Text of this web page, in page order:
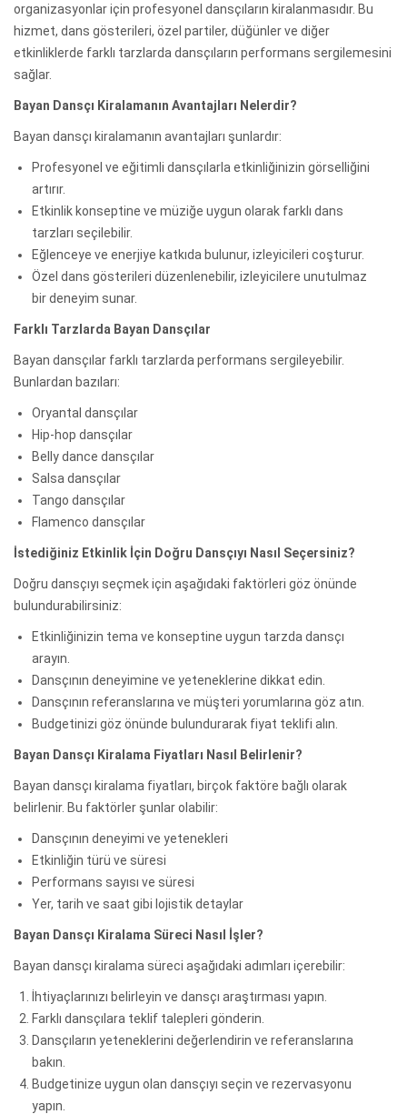
organizasyonlar için profesyonel dansçıların kiralanmasıdır. Bu
hizmet, dans gösterileri, özel partiler, düğünler ve diğer
etkinliklerde farklı tarzlarda dansçıların performans sergilemesini
sağlar.
Bayan Dansçı Kiralamanın Avantajları Nelerdir?
Bayan dansçı kiralamanın avantajları şunlardır:
Profesyonel ve eğitimli dansçılarla etkinliğinizin görselliğini
artırır.
Etkinlik konseptine ve müziğe uygun olarak farklı dans
tarzları seçilebilir.
Eğlenceye ve enerjiye katkıda bulunur, izleyicileri coşturur.
Özel dans gösterileri düzenlenebilir, izleyicilere unutulmaz
bir deneyim sunar.
Farklı Tarzlarda Bayan Dansçılar
Bayan dansçılar farklı tarzlarda performans sergileyebilir.
Bunlardan bazıları:
Oryantal dansçılar
Hip-hop dansçılar
Belly dance dansçılar
Salsa dansçılar
Tango dansçılar
Flamenco dansçılar
İstediğiniz Etkinlik İçin Doğru Dansçıyı Nasıl Seçersiniz?
Doğru dansçıyı seçmek için aşağıdaki faktörleri göz önünde
bulundurabilirsiniz:
Etkinliğinizin tema ve konseptine uygun tarzda dansçı
arayın.
Dansçının deneyimine ve yeteneklerine dikkat edin.
Dansçının referanslarına ve müşteri yorumlarına göz atın.
Budgetinizi göz önünde bulundurarak fiyat teklifi alın.
Bayan Dansçı Kiralama Fiyatları Nasıl Belirlenir?
Bayan dansçı kiralama fiyatları, birçok faktöre bağlı olarak
belirlenir. Bu faktörler şunlar olabilir:
Dansçının deneyimi ve yetenekleri
Etkinliğin türü ve süresi
Performans sayısı ve süresi
Yer, tarih ve saat gibi lojistik detaylar
Bayan Dansçı Kiralama Süreci Nasıl İşler?
Bayan dansçı kiralama süreci aşağıdaki adımları içerebilir:
İhtiyaçlarınızı belirleyin ve dansçı araştırması yapın.
Farklı dansçılara teklif talepleri gönderin.
Dansçıların yeteneklerini değerlendirin ve referanslarına
bakın.
Budgetinize uygun olan dansçıyı seçin ve rezervasyonu
yapın.